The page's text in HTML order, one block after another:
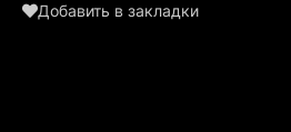
Добавить в закладки